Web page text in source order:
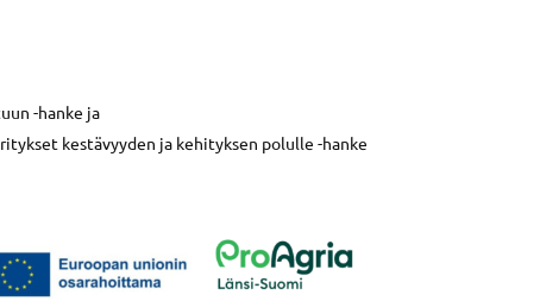
-hanke ja
kestävyyden ja kehityksen polulle -hanke